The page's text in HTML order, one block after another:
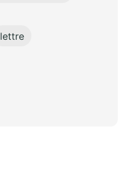
lettre